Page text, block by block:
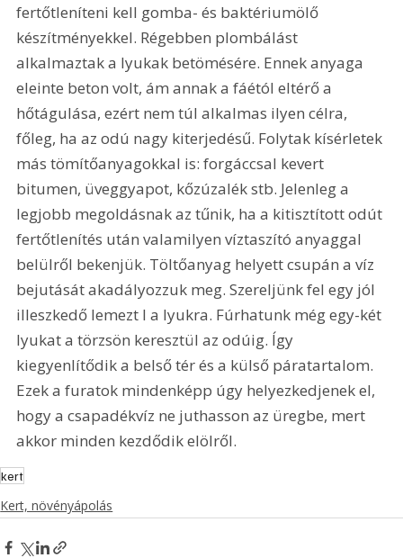
fertőtleníteni kell gomba- és baktériumölő
készítményekkel. Régebben plombálást
alkalmaztak a lyukak betömésére. Ennek anyaga
eleinte beton volt, ám annak a fáétól eltérő a
hőtágulása, ezért nem túl alkalmas ilyen célra,
főleg, ha az odú nagy kiterjedésű. Folytak kísérletek
más tömítőanyagokkal is: forgáccsal kevert
bitumen, üveggyapot, kőzúzalék stb. Jelenleg a
legjobb megoldásnak az tűnik, ha a kitisztított odút
fertőtlenítés után valamilyen víztaszító anyaggal
belülről bekenjük. Töltőanyag helyett csupán a víz
bejutását akadályozzuk meg. Szereljünk fel egy jól
illeszkedő lemezt l a lyukra. Fúrhatunk még egy-két
lyukat a törzsön keresztül az odúig. Így
kiegyenlítődik a belső tér és a külső páratartalom.
Ezek a furatok mindenképp úgy helyezkedjenek el,
hogy a csapadékvíz ne juthasson az üregbe, mert
akkor minden kezdődik elölről.
kert
Kert, növényápolás